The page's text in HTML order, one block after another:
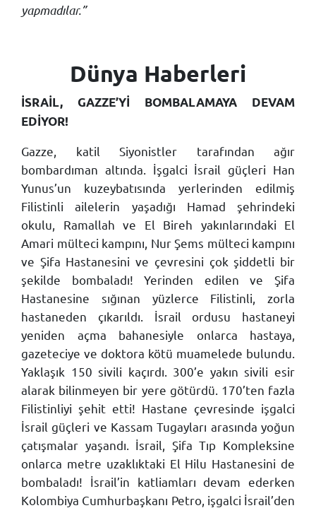
yapmadılar.”
Dünya Haberleri
İSRAİL, GAZZE’Yİ BOMBALAMAYA DEVAM
EDİYOR!
Gazze, katil Siyonistler tarafından ağır
bombardıman altında. İşgalci İsrail güçleri Han
Yunus’un kuzeybatısında yerlerinden edilmiş
Filistinli ailelerin yaşadığı Hamad şehrindeki
okulu, Ramallah ve El Bireh yakınlarındaki El
Amari mülteci kampını, Nur Şems mülteci kampını
ve Şifa Hastanesini ve çevresini çok şiddetli bir
şekilde bombaladı! Yerinden edilen ve Şifa
Hastanesine sığınan yüzlerce Filistinli, zorla
hastaneden çıkarıldı. İsrail ordusu hastaneyi
yeniden açma bahanesiyle onlarca hastaya,
gazeteciye ve doktora kötü muamelede bulundu.
Yaklaşık 150 sivili kaçırdı. 300’e yakın sivili esir
alarak bilinmeyen bir yere götürdü. 170’ten fazla
Filistinliyi şehit etti! Hastane çevresinde işgalci
İsrail güçleri ve Kassam Tugayları arasında yoğun
çatışmalar yaşandı. İsrail, Şifa Tıp Kompleksine
onlarca metre uzaklıktaki El Hilu Hastanesini de
bombaladı! İsrail’in katliamları devam ederken
Kolombiya Cumhurbaşkanı Petro, işgalci İsrail’den